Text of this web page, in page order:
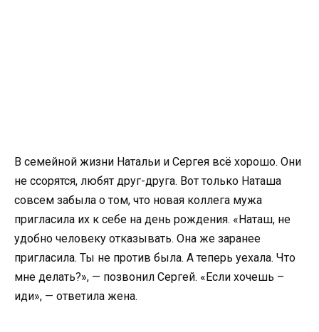
В семейной жизни Натальи и Сергея всё хорошо. Они
не ссорятся, любят друг-друга. Вот только Наташа
совсем забыла о том, что новая коллега мужа
пригласила их к себе на день рождения. «Наташ, не
удобно человеку отказывать. Она же заранее
пригласила. Ты не против была. А теперь уехала. Что
мне делать?», — позвонил Сергей. «Если хочешь –
иди», — ответила жена.